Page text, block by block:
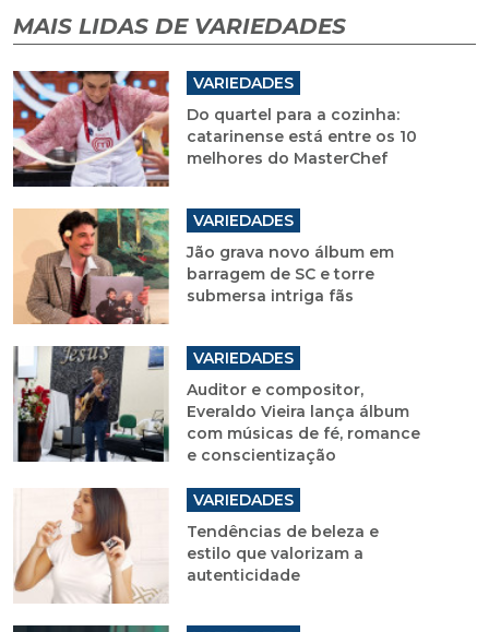
MAIS LIDAS DE VARIEDADES
VARIEDADES
Do quartel para a cozinha:
catarinense está entre os 10
melhores do MasterChef
VARIEDADES
Jão grava novo álbum em
barragem de SC e torre
submersa intriga fãs
VARIEDADES
Auditor e compositor,
Everaldo Vieira lança álbum
com músicas de fé, romance
e conscientização
VARIEDADES
Tendências de beleza e
estilo que valorizam a
autenticidade